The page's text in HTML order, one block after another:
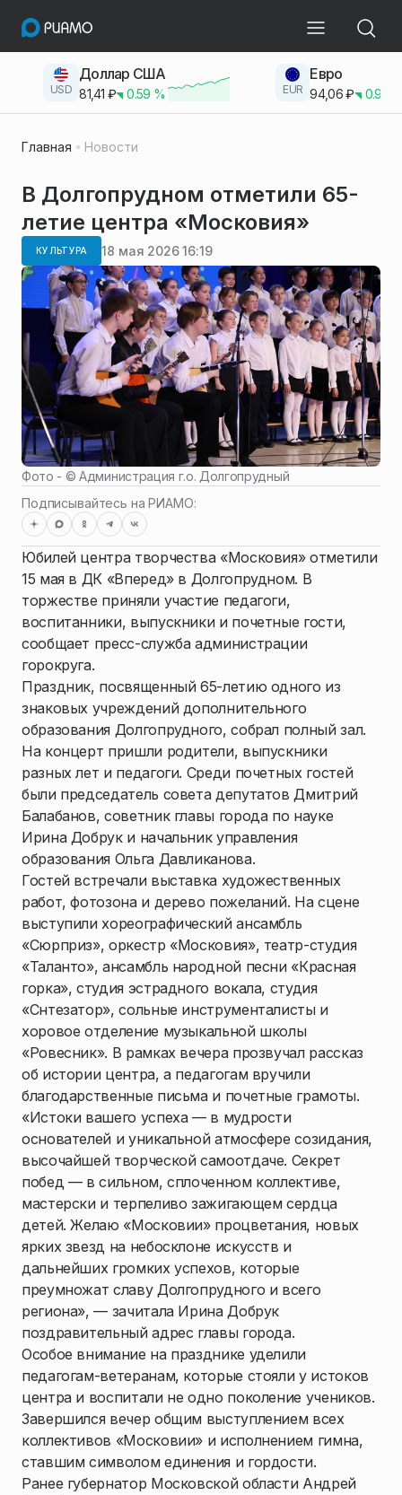
USD
Доллар США
81,41 ₽ 0.59 % EUR
Евро
94,06₽ 0.93
Главная Новости
В Долгопрудном отметили 65-
летие центра «Московия»
КУЛЬТУРА 18 мая 2026 16:19
Фото - ©Администрация г.о. Долгопрудный
Подписывайтесь на РИАМО:
Юбилей центра творчества «Московия» отметили
15 мая в ДК «Вперед» в Долгопрудном. В
торжестве приняли участие педагоги,
воспитанники, выпускники и почетные гости,
сообщает пресс-служба администрации
горокруга.
Праздник, посвященный 65-летию одного из
знаковых учреждений дополнительного
образования Долгопрудного, собрал полный зал.
На концерт пришли родители, выпускники
разных лет и педагоги. Среди почетных гостей
были председатель совета депутатов Дмитрий
Балабанов, советник главы города по науке
Ирина Добрук и начальник управления
образования Ольга Давликанова.
Гостей встречали выставка художественных
работ, фотозона и дерево пожеланий. На сцене
выступили хореографический ансамбль
«Сюрприз», оркестр «Московия», театр-студия
«Таланто», ансамбль народной песни «Красная
горка», студия эстрадного вокала, студия
«Снтезатор», сольные инструменталисты и
хоровое отделение музыкальной школы
«Ровесник». В рамках вечера прозвучал рассказ
об истории центра, а педагогам вручили
благодарственные письма и почетные грамоты.
«Истоки вашего успеха — в мудрости
основателей и уникальной атмосфере созидания,
высочайшей творческой самоотдаче. Секрет
побед — в сильном, сплоченном коллективе,
мастерски и терпеливо зажигающем сердца
детей. Желаю «Московии» процветания, новых
ярких звезд на небосклоне искусств и
дальнейших громких успехов, которые
преумножат славу Долгопрудного и всего
региона», — зачитала Ирина Добрук
поздравительный адрес главы города.
Особое внимание на празднике уделили
педагогам-ветеранам, которые стояли у истоков
центра и воспитали не одно поколение учеников.
Завершился вечер общим выступлением всех
коллективов «Московии» и исполнением гимна,
ставшим символом единения и гордости.
Ранее губернатор Московской области Андрей